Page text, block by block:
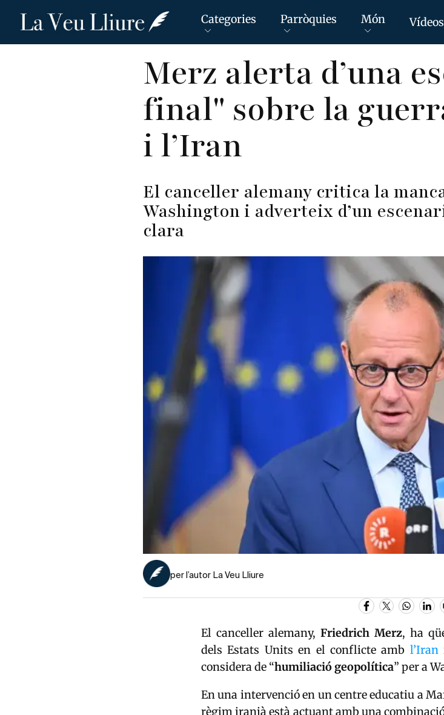
Vés
Categories Parròquies Món Vídeos
Merz alerta d’una
final" sobre la
i l’Iran
El canceller alemany critica la
Washington i adverteix d’un
clara
per l’autor La Veu Lliure
El canceller alemany, Friedrich Merz, ha
dels Estats Units en el conflicte amb l’Irani
considera de “humiliació geopolítica” per a
En una intervenció en un centre educatiu a
règim iranià està actuant amb una